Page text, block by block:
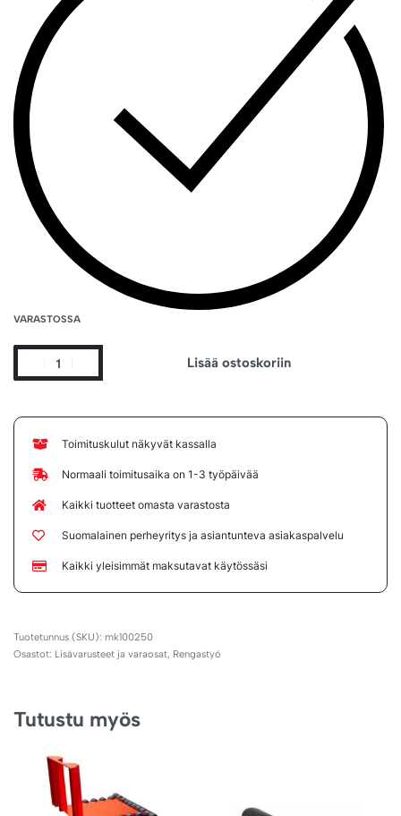
VARASTOSSA
Lisää ostoskoriin
Toimituskulut näkyvät kassalla
Normaali toimitusaika on 1-3 työpäivää
Kaikki tuotteet omasta varastosta
Suomalainen perheyritys ja asiantunteva asiakaspalvelu
Kaikki yleisimmät maksutavat käytössäsi
mk100250
Osastot: Lisävarusteet ja varaosat, Rengastyö
Tutustu myös